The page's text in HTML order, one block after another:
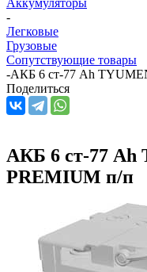
-
Легковые
Грузовые
Сопутствующие товары
-АКБ 6 ст-77 Аh
Поделиться
АКБ 6 ст-77 Аh
PREMIUM п/п